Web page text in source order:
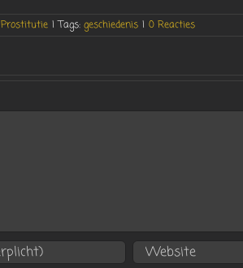
Prostitutie | Tags: geschiedenis | 0 Reacties